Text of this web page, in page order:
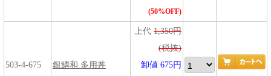
(50%OFF)
503-4-675 銀鱗和 多用丼
上代 1,350円
(税抜)
卸値 675円